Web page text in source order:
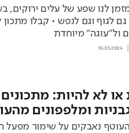
לנו שפע של עלים ירוקים,
לגוף וגם לנפש • קבלו מתכון
ול"עוגה" מיוחדת
10.01.2024
או לא להיות:
ומלפפונים
נאבקים על שימור מפעל